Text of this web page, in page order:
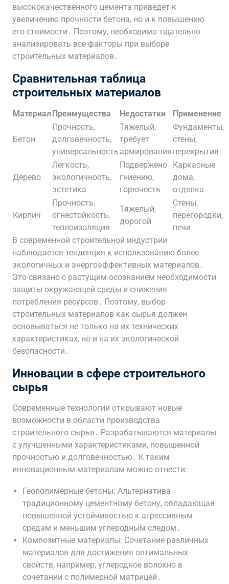
высококачественного цемента приведет к
увеличению прочности бетона, но и к повышению
его стоимости․ Поэтому, необходимо тщательно
анализировать все факторы при выборе
строительных материалов․
Сравнительная таблица
строительных материалов
МатериалПреимущества Недостатки Применение
Бетон
Прочность,
долговечность,
универсальность
Тяжелый,
требует
армирования
Фундаменты,
стены,
перекрытия
Дерево
Легкость,
экологичность,
эстетика
Подвержено
гниению,
горючесть
Каркасные
дома,
отделка
Кирпич
Прочность,
огнестойкость,
теплоизоляция
Тяжелый,
дорогой
Стены,
перегородки,
печи
В современной строительной индустрии
наблюдается тенденция к использованию более
экологичных и энергоэффективных материалов․
Это связано с растущим осознанием необходимости
защиты окружающей среды и снижения
потребления ресурсов․ Поэтому, выбор
строительных материалов как сырья должен
основываться не только на их технических
характеристиках, но и на их экологической
безопасности․
Инновации в сфере строительного
сырья
Современные технологии открывают новые
возможности в области производства
строительного сырья․ Разрабатываются материалы
с улучшенными характеристиками, повышенной
прочностью и долговечностью․ К таким
инновационным материалам можно отнести:
Геополимерные бетоны: Альтернатива
традиционному цементному бетону, обладающая
повышенной устойчивостью к агрессивным
средам и меньшим углеродным следом․
Композитные материалы: Сочетание различных
материалов для достижения оптимальных
свойств, например, углеродное волокно в
сочетании с полимерной матрицей․